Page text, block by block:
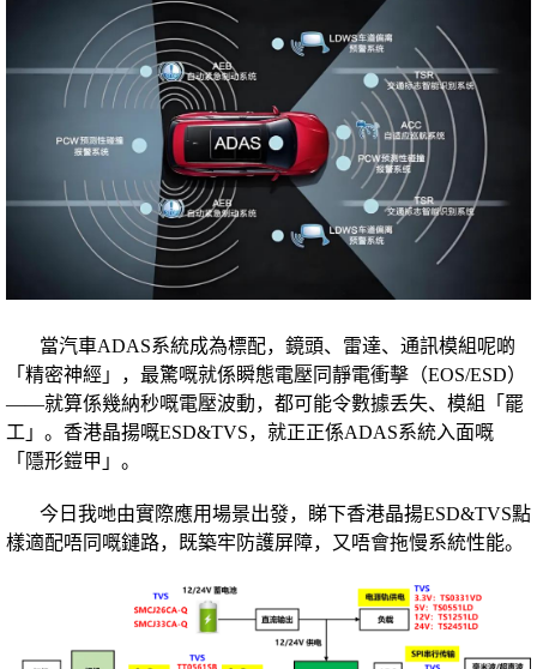
當汽車ADAS系統成為標配，鏡頭、雷達、通訊模組呢啲
「精密神經」，最驚嘅就係瞬態電壓同靜電衝擊（EOS/ESD）
——就算係幾納秒嘅電壓波動，都可能令數據丢失、模組「罷
工」。香港晶揚嘅ESD&TVS，就正正係ADAS系統入面嘅
「隱形鎧甲」。
今日我哋由實際應用場景出發，睇下香港晶揚ESD&TVS點
樣適配唔同嘅鏈路，既築牢防護屏障，又唔會拖慢系統性能。